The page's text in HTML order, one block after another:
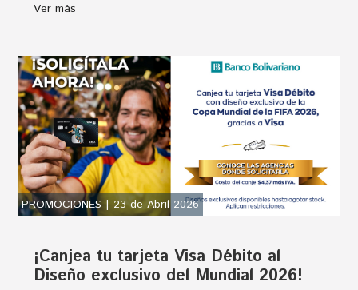
Ver más
PROMOCIONES | 23 de Abril 2026
¡Canjea tu tarjeta Visa Débito al
Diseño exclusivo del Mundial 2026!